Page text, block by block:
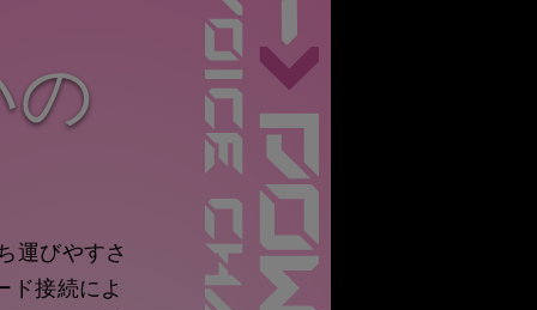
の
運びやすさ
ド接続によ